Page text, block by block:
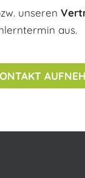
unseren
aus.